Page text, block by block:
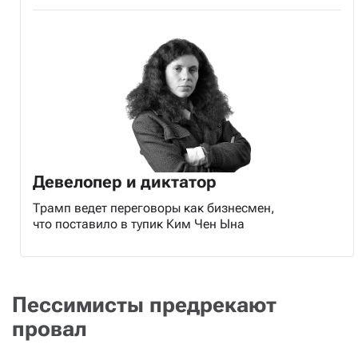
Девелопер и диктатор
Трамп ведет переговоры как бизнесмен,
что поставило в тупик Ким Чен Ына
Пессимисты предрекают
провал